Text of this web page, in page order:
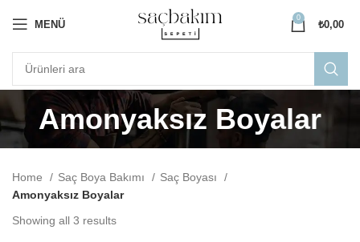
MENÜ
0
₺0,00
Amonyaksız Boyalar
Home Saç Boya Bakımı
Saç Boyası
Amonyaksız Boyalar
Showing all 3 results